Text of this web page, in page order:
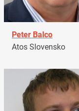
Peter Balco
Atos Slovensko